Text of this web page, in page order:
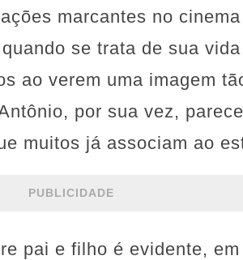
marcantes no
se trata de sua
ao verem uma imagem
por sua vez,
muitos já associam ao
PUBLICIDADE
pai e filho é evidente,